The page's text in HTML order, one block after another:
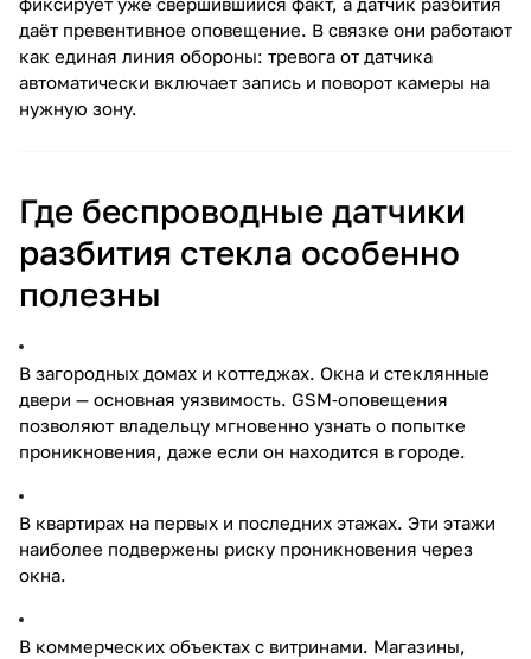
даёт превентивное оповещение. В связке они работают
как единая линия обороны: тревога от датчика
автоматически включает запись и поворот камеры на
нужную зону.
Где беспроводные датчики
разбития стекла особенно
полезны
В загородных домах и коттеджах. Окна и стеклянные
двери — основная уязвимость. GSM‑оповещения
позволяют владельцу мгновенно узнать о попытке
проникновения, даже если он находится в городе.
В квартирах на первых и последних этажах. Эти этажи
наиболее подвержены риску проникновения через
окна.
В коммерческих объектах с витринами. Магазины,